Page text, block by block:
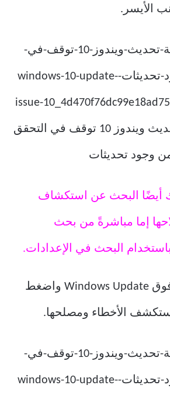
الأيسر.
أيضًا البحث عن استكشاف
إما مباشرةً من بحث
انقر فوق Windows Update واضغط
الأخطاء ومصلحها.